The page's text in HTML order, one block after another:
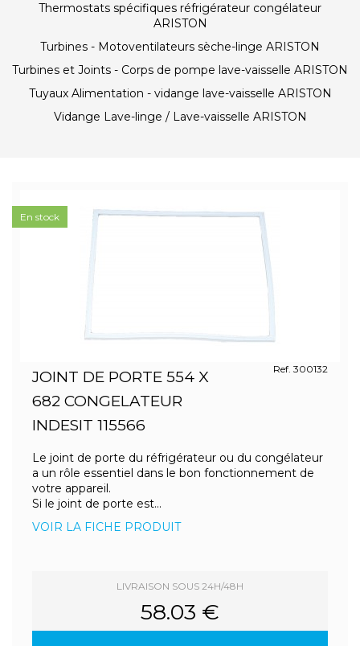
Thermostats spécifiques réfrigérateur congélateur
ARISTON
Turbines - Motoventilateurs sèche-linge ARISTON
Turbines et Joints - Corps de pompe lave-vaisselle ARISTON
Tuyaux Alimentation - vidange lave-vaisselle ARISTON
Vidange Lave-linge / Lave-vaisselle ARISTON
JOINT DE PORTE 554 X
682 CONGELATEUR
INDESIT 115566
Ref. 300132
Le joint de porte du réfrigérateur ou du congélateur
a un rôle essentiel dans le bon fonctionnement de
votre appareil.
Si le joint de porte est...
VOIR LA FICHE PRODUIT
LIVRAISON SOUS 24H/48H
58.03 €
En stock